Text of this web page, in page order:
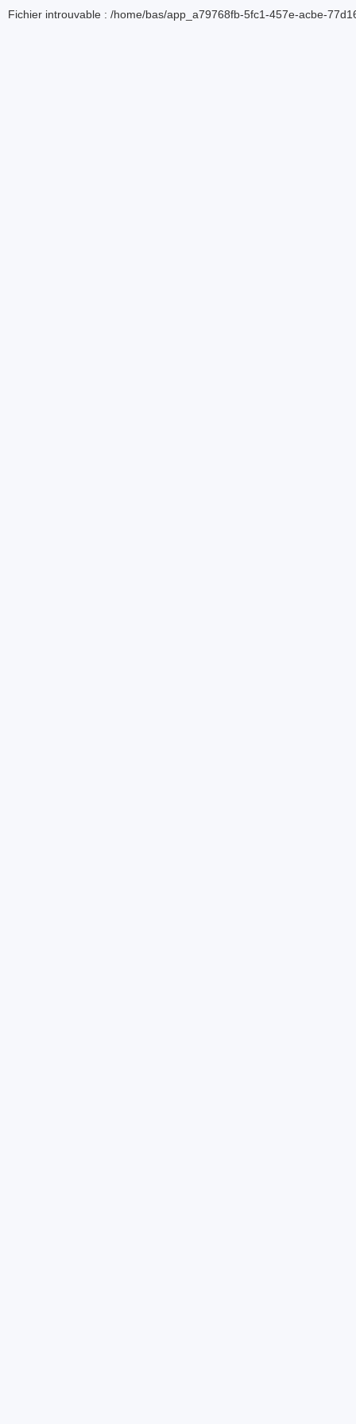
Fichier introuvable : /home/bas/app_a79768fb-5fc1-457e-acbe-